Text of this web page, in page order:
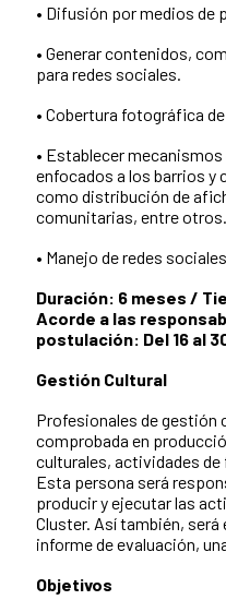
• Difusión por medios de
• Generar contenidos,
para redes sociales.
• Cobertura fotográfica
• Establecer
enfocados a los barrios y
como distribución de
comunitarias, entre otros.
• Manejo de redes
Duración: 6 meses /
Acorde a las
postulación: Del 16 al
Gestión Cultural
Profesionales de gestión
comprobada en
culturales, actividades
Esta persona será
producir y ejecutar las
Cluster. Así también, será
informe de evaluación,
Objetivos